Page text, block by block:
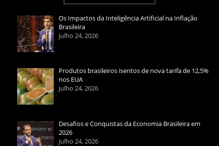
Os Impactos da Inteligência Artificial na Inflação
Brasileira
julho 24, 2026
Produtos brasileiros isentos de nova tarifa de 12,5%
nos EUA
julho 24, 2026
Desafios e Conquistas da Economia Brasileira em
2026
julho 24, 2026